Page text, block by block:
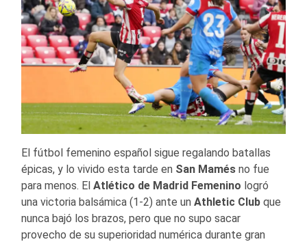
El fútbol femenino español sigue regalando batallas
épicas, y lo vivido esta tarde en San Mamés no fue
para menos. El Atlético de Madrid Femenino logró
una victoria balsámica (1-2) ante un Athletic Club que
nunca bajó los brazos, pero que no supo sacar
provecho de su superioridad numérica durante gran